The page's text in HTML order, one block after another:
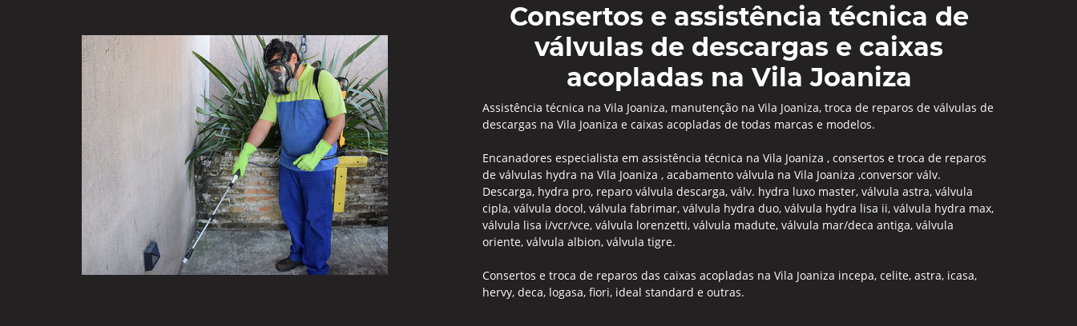
Consertos e assistência técnica de
válvulas de descargas e caixas
acopladas na Vila Joaniza
Assistência técnica na Vila Joaniza, manutenção na Vila Joaniza, troca de reparos de válvulas de
descargas na Vila Joaniza e caixas acopladas de todas marcas e modelos.
Encanadores especialista em assistência técnica na Vila Joaniza , consertos e troca de reparos
de válvulas hydra na Vila Joaniza , acabamento válvula na Vila Joaniza ,conversor válv.
Descarga, hydra pro, reparo válvula descarga, válv. hydra luxo master, válvula astra, válvula
cipla, válvula docol, válvula fabrimar, válvula hydra duo, válvula hydra lisa ii, válvula hydra max,
válvula lisa i/vcr/vce, válvula lorenzetti, válvula madute, válvula mar/deca antiga, válvula
oriente, válvula albion, válvula tigre.
Consertos e troca de reparos das caixas acopladas na Vila Joaniza incepa, celite, astra, icasa,
hervy, deca, logasa, fiori, ideal standard e outras.